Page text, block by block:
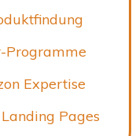
Programme
Expertise
Pages